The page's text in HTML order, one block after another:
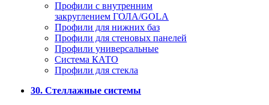
Профили с внутренним
закруглением ГОЛА/GOLA
Профили для нижних баз
Профили для стеновых панелей
Профили универсальные
Система КАТО
Профили для стекла
30. Стеллажные системы